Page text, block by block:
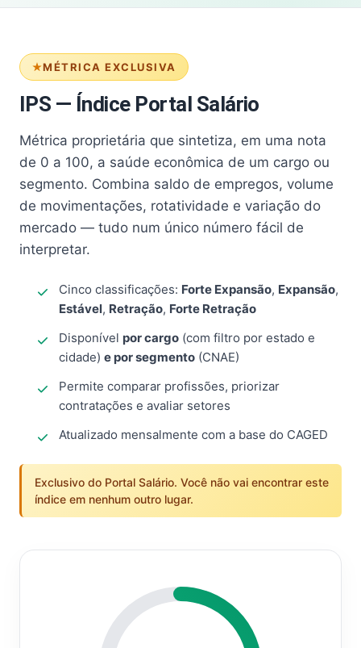
MÉTRICA EXCLUSIVA
IPS — Índice Portal Salário
Métrica proprietária que sintetiza, em uma nota
de 0 a 100, a saúde econômica de um cargo ou
segmento. Combina saldo de empregos, volume
de movimentações, rotatividade e variação do
mercado — tudo num único número fácil de
interpretar.
Cinco classificações: Forte Expansão, Expansão,
Estável, Retração, Forte Retração
Disponível por cargo (com filtro por estado e
cidade) e por segmento (CNAE)
Permite comparar profissões, priorizar
contratações e avaliar setores
Atualizado mensalmente com a base do CAGED
Exclusivo do Portal Salário. Você não vai encontrar este
índice em nenhum outro lugar.